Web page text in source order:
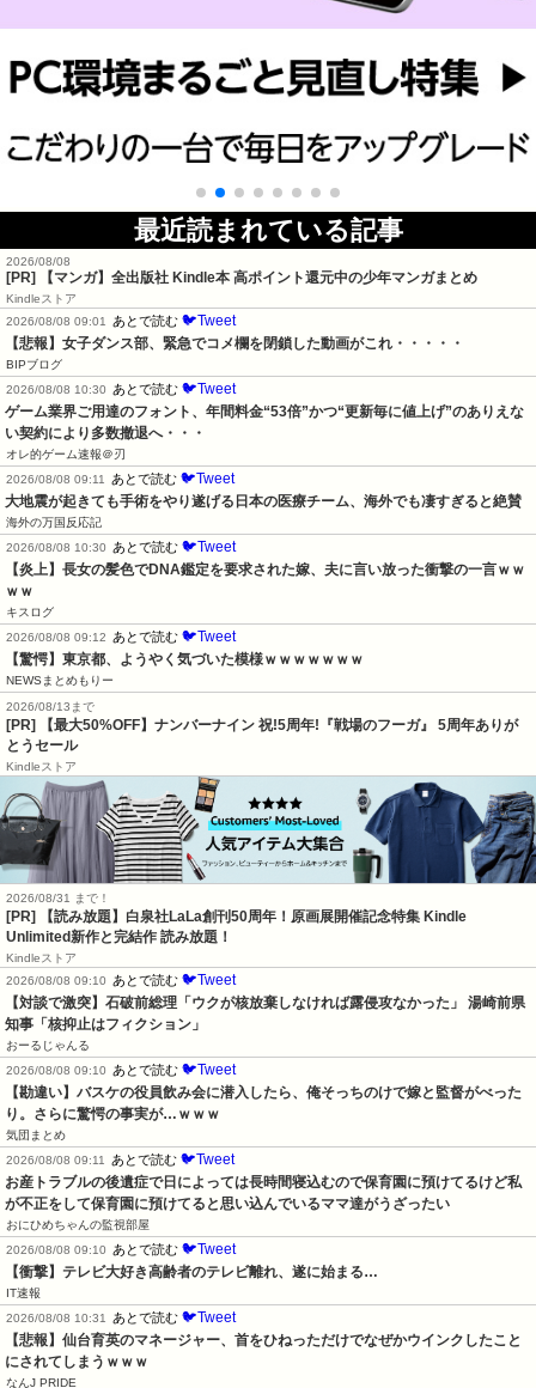
最近読まれている記事
2026/08/08
[PR] 【マンガ】全出版社 Kindle本 高ポイント還元中の少年マンガまとめ
Kindleストア
2026/08/08 09:01
あとで読む 🐦Tweet
【悲報】女子ダンス部、緊急でコメ欄を閉鎖した動画がこれ・・・・・
BIPブログ
2026/08/08 10:30
あとで読む 🐦Tweet
ゲーム業界ご用達のフォント、年間料金“53倍”かつ“更新毎に値上げ”のありえな
い契約により多数撤退へ・・・
オレ的ゲーム速報＠刃
2026/08/08 09:11
あとで読む 🐦Tweet
大地震が起きても手術をやり遂げる日本の医療チーム、海外でも凄すぎると絶賛
海外の万国反応記
2026/08/08 10:30
あとで読む 🐦Tweet
【炎上】長女の髪色でDNA鑑定を要求された嫁、夫に言い放った衝撃の一言ｗｗ
ｗｗ
キスログ
2026/08/08 09:12
あとで読む 🐦Tweet
【驚愕】東京都、ようやく気づいた模様ｗｗｗｗｗｗｗ
NEWSまとめもりー
2026/08/13まで
[PR] 【最大50%OFF】ナンバーナイン 祝!5周年!『戦場のフーガ』 5周年ありが
とうセール
Kindleストア
2026/08/31 まで！
[PR]
【読み放題】白泉社LaLa創刊50周年！原画展開催記念特集 Kindle
Unlimited新作と完結作 読み放題！
Kindleストア
2026/08/08 09:10
あとで読む 🐦Tweet
【対談で激突】石破前総理「ウクが核放棄しなければ露侵攻なかった」 湯崎前県
知事「核抑止はフィクション」
おーるじゃんる
2026/08/08 09:10
あとで読む 🐦Tweet
【勘違い】バスケの役員飲み会に潜入したら、俺そっちのけで嫁と監督がべった
り。さらに驚愕の事実が…ｗｗｗ
気団まとめ
2026/08/08 09:11
あとで読む 🐦Tweet
お産トラブルの後遺症で日によっては長時間寝込むので保育園に預けてるけど私
が不正をして保育園に預けてると思い込んでいるママ達がうざったい
おにひめちゃんの監視部屋
2026/08/08 09:10
あとで読む 🐦Tweet
【衝撃】テレビ大好き高齢者のテレビ離れ、遂に始まる…
IT速報
2026/08/08 10:31
あとで読む 🐦Tweet
【悲報】仙台育英のマネージャー、首をひねっただけでなぜかウインクしたこと
にされてしまうｗｗｗ
なんJ PRIDE